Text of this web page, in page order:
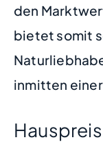
den
bietet somit
inmitten